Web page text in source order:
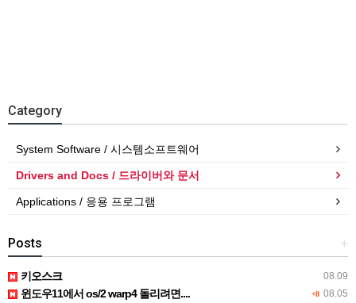
Category
System Software / 시스템소프트웨어
Drivers and Docs / 드라이버와 문서
Applications / 응용 프로그램
+
Posts
08.09
키오스크
+8 08.05
윈도우11에서 os/2 warp4 돌리려면....